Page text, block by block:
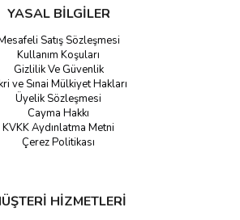
YASAL BİLGİLER
Satış Sözleşmesi
Kullanım Koşuları
Gizlilik Ve Güvenlik
ve Sınai Mülkiyet Hakları
Üyelik Sözleşmesi
Cayma Hakkı
KVKK Aydınlatma Metni
Çerez Politikası
HİZMETLERİ